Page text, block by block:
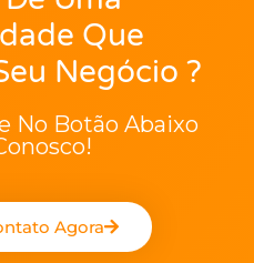
Que
Negócio ?
No Botão Abaixo
Agora